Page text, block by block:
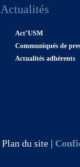
Actualités
Act’USM
Communiqués de
Actualités adhérents
Plan du site |